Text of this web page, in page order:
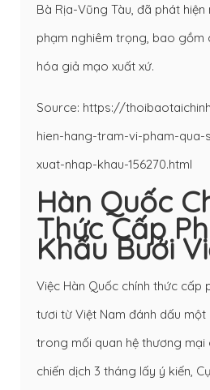
Bà Rịa-Vũng Tàu, đã phát
phạm nghiêm trọng, bao gồm
hóa giả mạo xuất xứ.
Source: https://
hien-hang-tram-vi-pham-
xuat-nhap-khau-156270.html
Hàn Quốc
Thức Cấp
Khẩu Bưởi
Việc Hàn Quốc chính thức cấp
tươi từ Việt Nam đánh dấu
trong mối quan hệ thương mại
chiến dịch 3 tháng lấy ý kiến,